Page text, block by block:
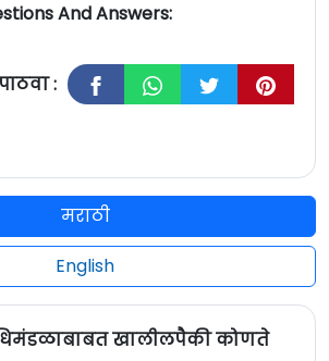
And Answers:
:
मराठी
English
खालीलपैकी कोणते